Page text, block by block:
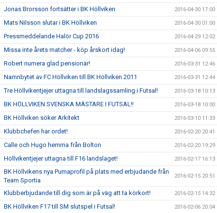
Jonas Brorsson fortsätter i BK Höllviken 2016-04-30 17:00
Mats Nilsson slutar i BK Höllviken 2016-04-30 01:00
Pressmeddelande Halör Cup 2016 2016-04-29 12:02
Missa inte årets matcher - köp årskort idag! 2016-04-06 09:55
Robert numera glad pensionär! 2016-03-31 12:46
Namnbytet av FC Höllviken till BK Höllviken 2011 2016-03-31 12:44
Tre Höllvikentjejer uttagna till landslagssamling i Futsal! 2016-03-18 10:13
BK HÖLLVIKEN SVENSKA MÄSTARE I FUTSAL!! 2016-03-18 10:00
BK Höllviken söker Arkitekt 2016-03-10 11:33
Klubbchefen har ordet! 2016-02-20 20:41
Calle och Hugo hemma från Bolton 2016-02-20 19:29
Höllvikentjejer uttagna till F16 landslaget! 2016-02-17 16:13
BK Höllvikens nya Pumaprofil på plats med erbjudande från
Team Sportia
2016-02-15 20:51
Klubberbjudande till dig som är på väg att ta körkort! 2016-02-15 14:32
BK Höllviken F17 till SM slutspel i Futsal! 2016-02-06 20:04